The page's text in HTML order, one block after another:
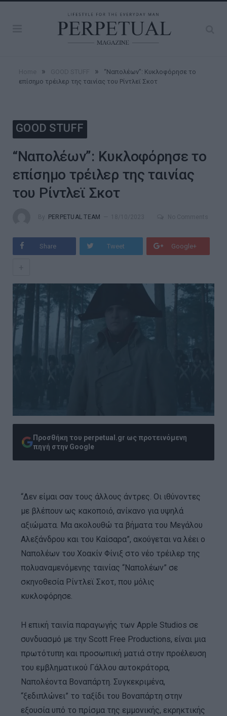
» »
“Ναπολέων”: Κυκλοφόρησε το
επίσημο τρέιλερ της ταινίας του Ρίντλεϊ Σκοτ
GOOD STUFF
“Ναπολέων”: Κυκλοφόρησε το
επίσημο τρέιλερ της ταινίας
του Ρίντλεϊ Σκοτ
PERPETUAL TEAM
Share Tweet Google+
Προσθήκη του perpetual.gr ως προτεινόμενη
πηγή στην Google
“Δεν είμαι σαν τους άλλους άντρες. Οι ιθύνοντες
με βλέπουν ως κακοποιό, ανίκανο για υψηλά
αξιώματα. Μα ακολουθώ τα βήματα του Μεγάλου
Αλεξάνδρου και του Καίσαρα”, ακούγεται να λέει ο
Ναπολέων του Χοακίν Φίνιξ στο νέο τρέιλερ της
πολυαναμενόμενης ταινίας “Ναπολέων” σε
σκηνοθεσία Ρίντλεϊ Σκοτ, που μόλις
κυκλοφόρησε.
Η επική ταινία παραγωγής των Apple Studios σε
συνδυασμό με την Scott Free Productions, είναι μια
πρωτότυπη και προσωπική ματιά στην προέλευση
του εμβληματικού Γάλλου αυτοκράτορα,
Ναπολέοντα Βοναπάρτη. Συγκεκριμένα,
“ξεδιπλώνει” το ταξίδι του Βοναπάρτη στην
εξουσία υπό το πρίσμα της εμμονικής, εκρηκτικής